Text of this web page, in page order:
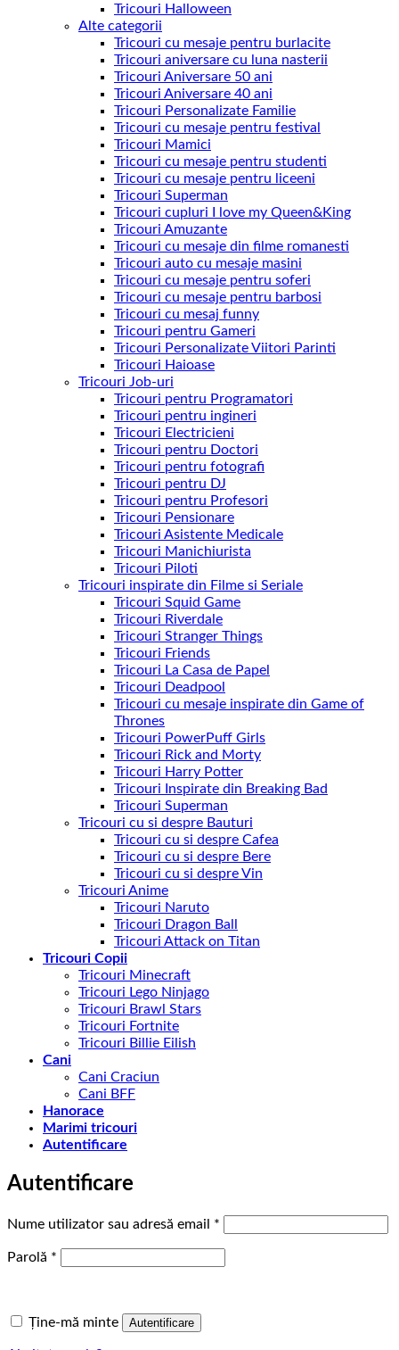
Tricouri Halloween
Alte categorii
Tricouri cu mesaje pentru burlacite
Tricouri aniversare cu luna nasterii
Tricouri Aniversare 50 ani
Tricouri Aniversare 40 ani
Tricouri Personalizate Familie
Tricouri cu mesaje pentru festival
Tricouri Mamici
Tricouri cu mesaje pentru studenti
Tricouri cu mesaje pentru liceeni
Tricouri Superman
Tricouri cupluri I love my Queen&King
Tricouri Amuzante
Tricouri cu mesaje din filme romanesti
Tricouri auto cu mesaje masini
Tricouri cu mesaje pentru soferi
Tricouri cu mesaje pentru barbosi
Tricouri cu mesaj funny
Tricouri pentru Gameri
Tricouri Personalizate Viitori Parinti
Tricouri Haioase
Tricouri Job-uri
Tricouri pentru Programatori
Tricouri pentru ingineri
Tricouri Electricieni
Tricouri pentru Doctori
Tricouri pentru fotografi
Tricouri pentru DJ
Tricouri pentru Profesori
Tricouri Pensionare
Tricouri Asistente Medicale
Tricouri Manichiurista
Tricouri Piloti
Tricouri inspirate din Filme si Seriale
Tricouri Squid Game
Tricouri Riverdale
Tricouri Stranger Things
Tricouri Friends
Tricouri La Casa de Papel
Tricouri Deadpool
Tricouri cu mesaje inspirate din Game of
Thrones
Tricouri PowerPuff Girls
Tricouri Rick and Morty
Tricouri Harry Potter
Tricouri Inspirate din Breaking Bad
Tricouri Superman
Tricouri cu si despre Bauturi
Tricouri cu si despre Cafea
Tricouri cu si despre Bere
Tricouri cu si despre Vin
Tricouri Anime
Tricouri Naruto
Tricouri Dragon Ball
Tricouri Attack on Titan
Tricouri Copii
Tricouri Minecraft
Tricouri Lego Ninjago
Tricouri Brawl Stars
Tricouri Fortnite
Tricouri Billie Eilish
Cani
Cani Craciun
Cani BFF
Hanorace
Marimi tricouri
Autentificare
Autentificare
Nume utilizator sau adresă email *
Parolă *
Ține-mă minte Autentificare